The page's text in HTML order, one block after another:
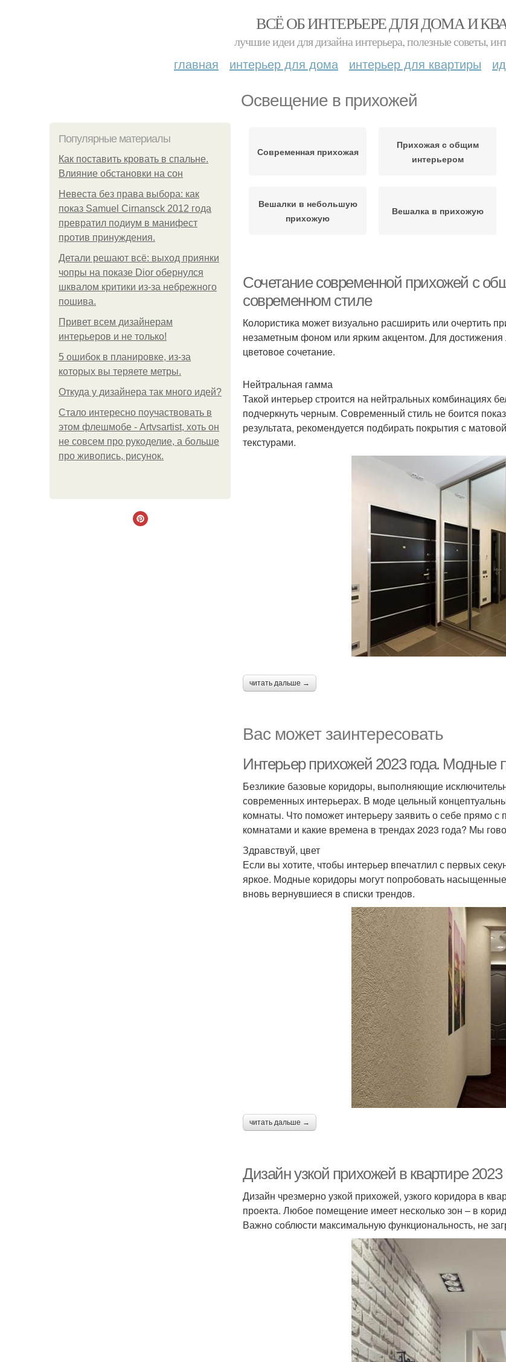
ВСЁ ОБ ИНТЕРЬЕРЕ ДЛЯ ДОМА И
лучшие идеи для дизайна интерьера, полезные советы,
главная интерьер для дома интерьер для квартиры
Освещение в прихожей
Популярные материалы
Как поставить кровать в спальне.
Влияние обстановки на сон
Невеста без права выбора: как
показ Samuel Cirnansck 2012 года
превратил подиум в манифест
против принуждения.
Детали решают всё: выход приянки
чопры на показе Dior обернулся
шквалом критики из-за небрежного
пошива.
Привет всем дизайнерам
интерьеров и не только!
5 ошибок в планировке, из-за
которых вы теряете метры.
Откуда у дизайнера так много идей?
Стало интересно поучаствовать в
этом флешмобе - Artvsartist, хоть он
не совсем про рукоделие, а больше
про живопись, рисунок.
Современная прихожая
Прихожая с общим
интерьером
Вешалки в небольшую
прихожую
Вешалка в прихожую
Сочетание современной прихожей с
современном стиле
Колористика может визуально расширить или очертить
незаметным фоном или ярким акцентом. Для
цветовое сочетание.
Нейтральная гамма
Такой интерьер строится на нейтральных комбинациях
подчеркнуть черным. Современный стиль не боится
результата, рекомендуется подбирать покрытия с
текстурами.
читать дальше →
Вас может заинтересовать
Интерьер прихожей 2023 года. Модные
Безликие базовые коридоры, выполняющие
современных интерьерах. В моде цельный
комнаты. Что поможет интерьеру заявить о себе прямо
комнатами и какие времена в трендах 2023 года? Мы
Здравствуй, цвет
Если вы хотите, чтобы интерьер впечатлил с первых
яркое. Модные коридоры могут попробовать
вновь вернувшиеся в списки трендов.
читать дальше →
Дизайн узкой прихожей в квартире
Дизайн чрезмерно узкой прихожей, узкого коридора в
проекта. Любое помещение имеет несколько зон – в
Важно соблюсти максимальную функциональность, не